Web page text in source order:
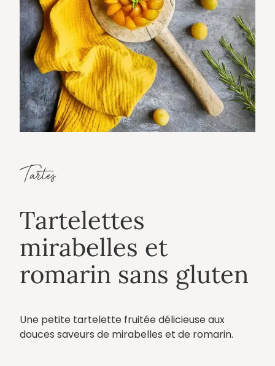
Tartes
Tartelettes
mirabelles et
romarin sans gluten
Une petite tartelette fruitée délicieuse aux
douces saveurs de mirabelles et de romarin.